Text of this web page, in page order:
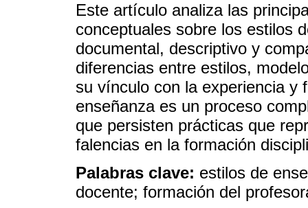
Este artículo analiza las
conceptuales sobre los estilos
documental, descriptivo y
diferencias entre estilos,
su vínculo con la experiencia y
enseñanza es un proceso
que persisten prácticas que
falencias en la formación
Palabras clave: estilos de
docente; formación del